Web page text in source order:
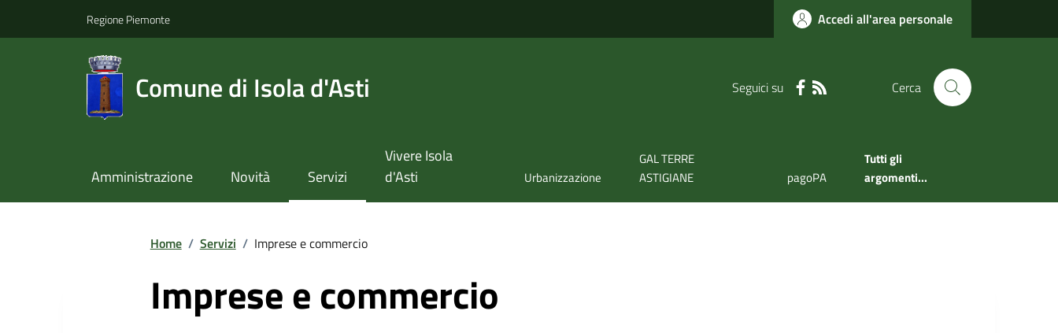
Regione Piemonte Accedi all'area personale
Comune di Isola d'Asti Seguici su Cerca
Amministrazione Novità Servizi
Vivere Isola
d'Asti
Urbanizzazione
GAL TERRE
ASTIGIANE
pagoPA
Tutti gli
argomenti...
Home / Servizi / Imprese e commercio
Imprese e commercio